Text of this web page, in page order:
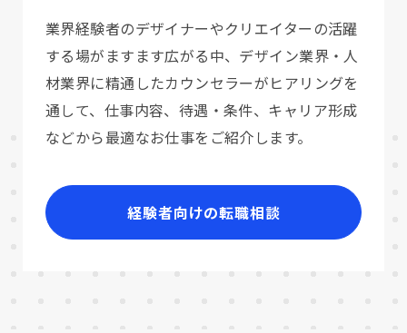
業界経験者のデザイナーやクリエイターの活躍
する場がますます広がる中、 デザイン業界・人
材業界に精通したカウンセラーがヒアリングを
通して、 仕事内容、待遇・条件、キャリア形成
などから最適なお仕事をご紹介します。
経験者向けの転職相談